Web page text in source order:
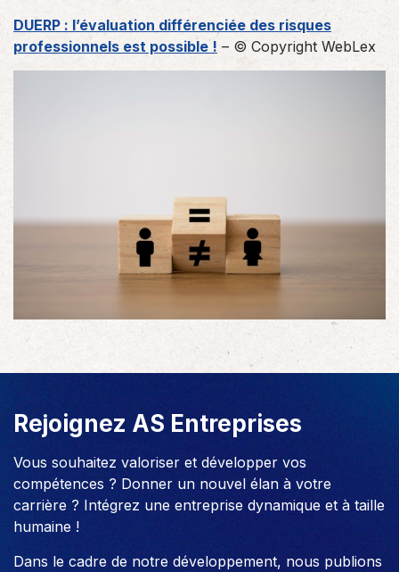
DUERP : l’évaluation différenciée des risques
professionnels est possible ! – © Copyright WebLex
Rejoignez AS Entreprises
Vous souhaitez valoriser et développer vos
compétences ? Donner un nouvel élan à votre
carrière ? Intégrez une entreprise dynamique et à taille
humaine !
Dans le cadre de notre développement, nous publions